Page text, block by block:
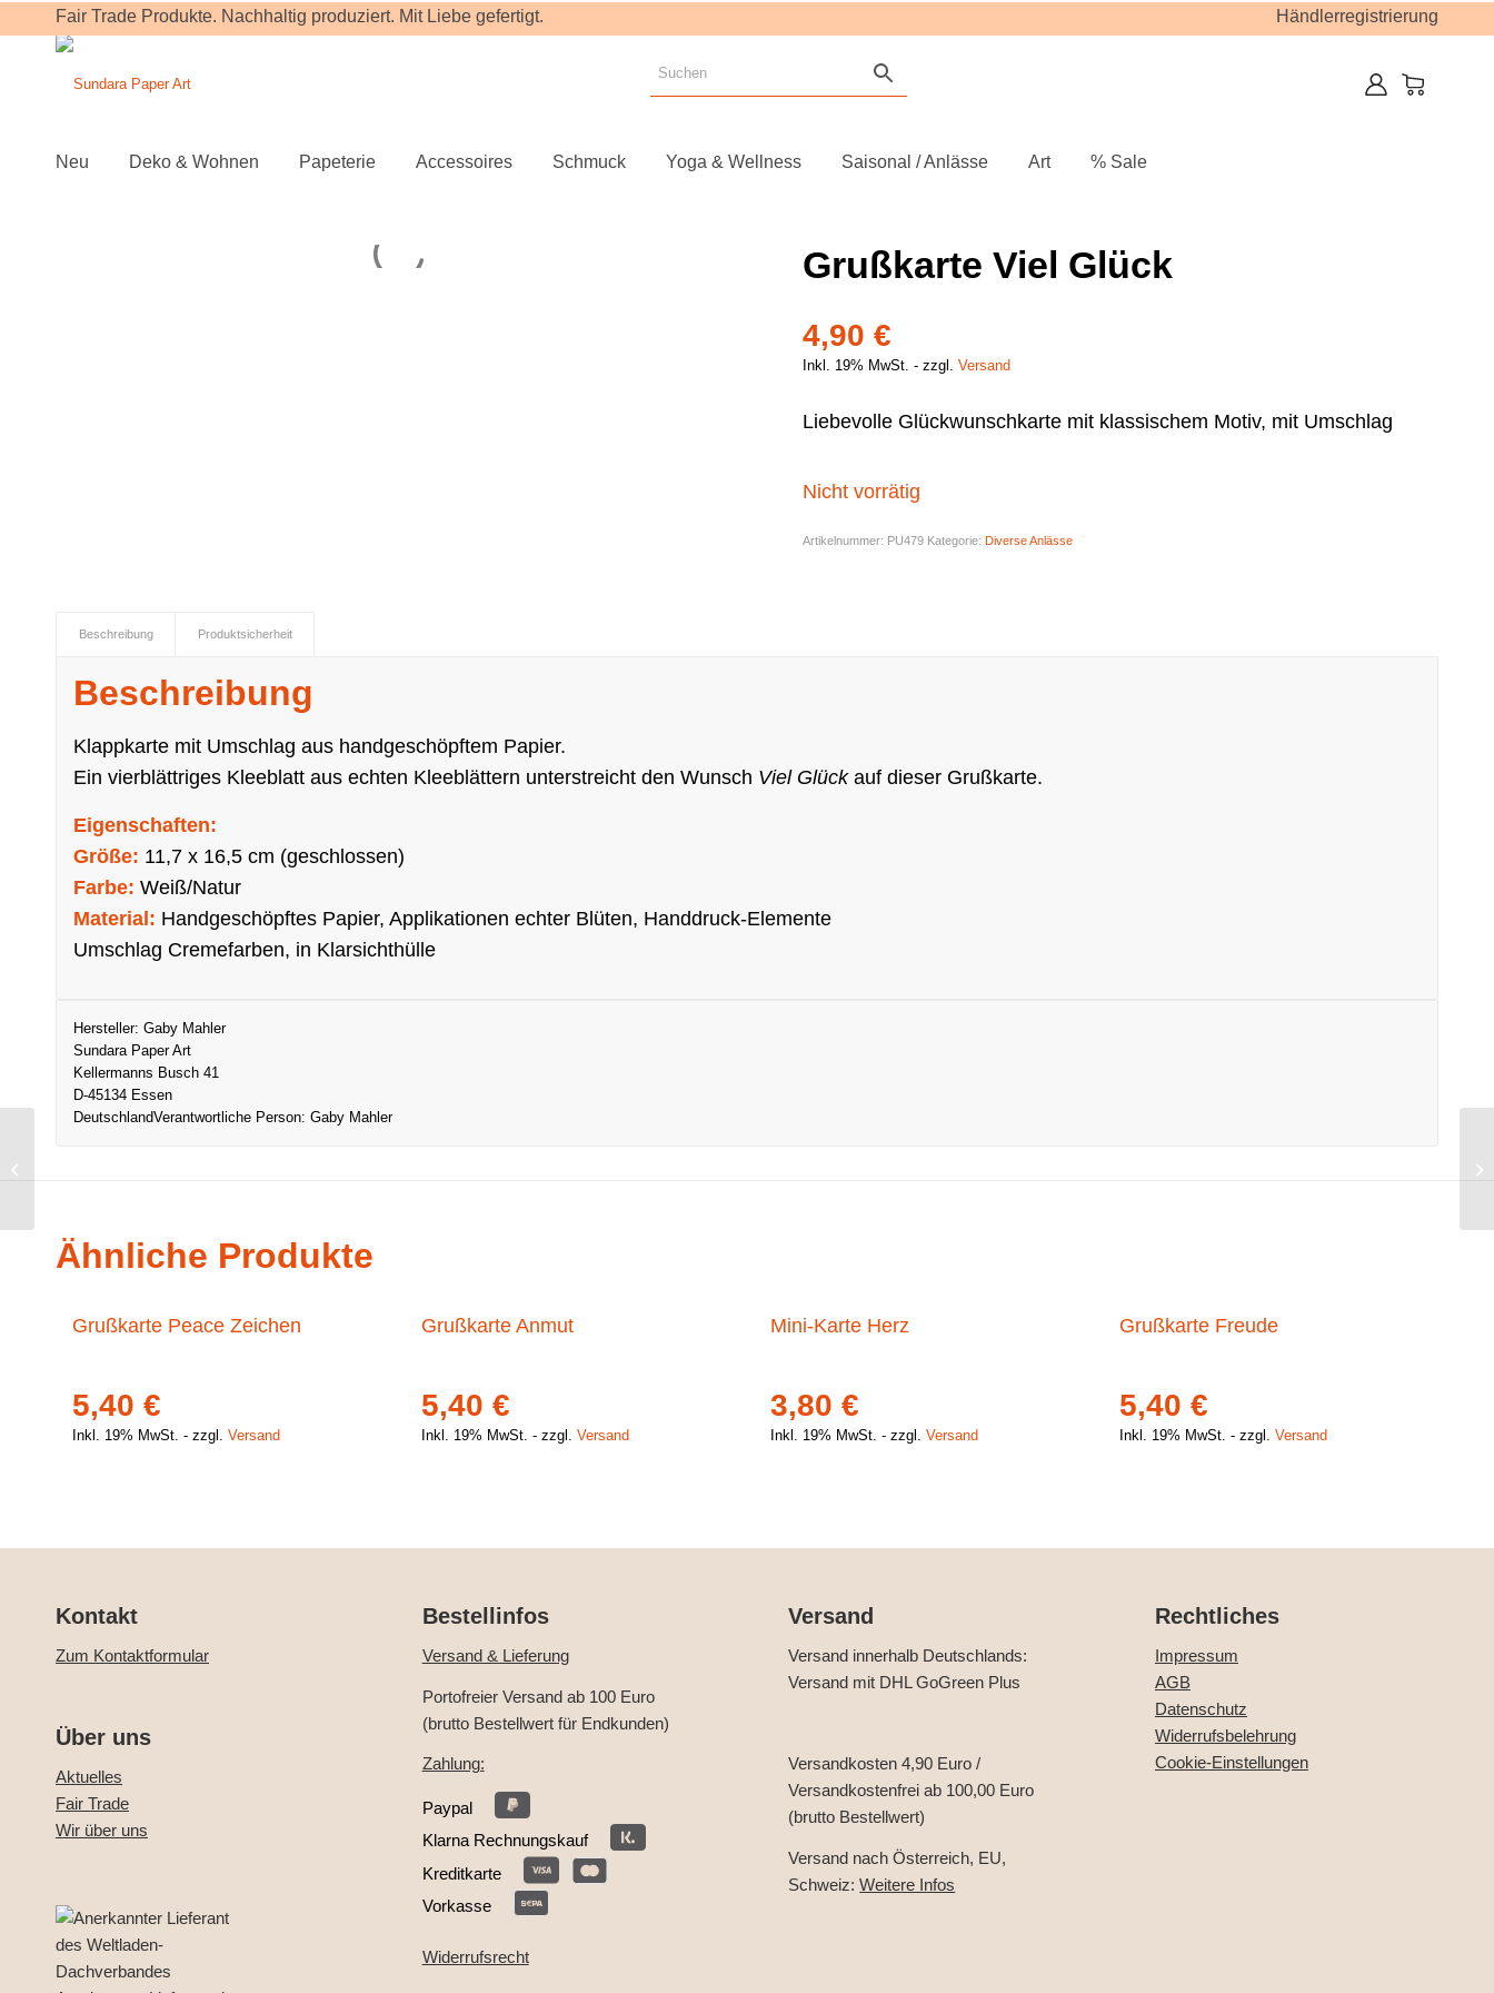
Fair Trade Produkte. Nachhaltig produziert. Mit Liebe gefertigt. Händlerregistrierung
Neu Deko & Wohnen Papeterie Accessoires Schmuck Yoga & Wellness Saisonal / Anlässe Art % Sale
Grußkarte Viel Glück
4,90 €
Inkl. 19% MwSt. zzgl. Versand
Liebevolle Glückwunschkarte mit klassischem Motiv, mit Umschlag
Nicht vorrätig
Artikelnummer: PU479 Kategorie: Diverse Anlässe
Beschreibung Produktsicherheit
Beschreibung
Klappkarte mit Umschlag aus handgeschöpftem Papier.
Ein vierblättriges Kleeblatt aus echten Kleeblättern unterstreicht den Wunsch Viel Glückauf dieser Grußkarte.
Eigenschaften:
Größe: 11,7 x 16,5 cm (geschlossen)
Farbe: Weiß/Natur
Material: Handgeschöpftes Papier, Applikationen echter Blüten, Handdruck-Elemente
Umschlag Cremefarben, in Klarsichthülle
Hersteller: Gaby Mahler
Sundara Paper Art
Kellermanns Busch 41
D-45134 Essen
DeutschlandVerantwortliche Person: Gaby Mahler
Ähnliche Produkte
Grußkarte Peace Zeichen
5,40 €
Inkl. 19% MwSt. zzgl. Versand
Grußkarte Anmut
5,40€
Inkl. 19% MwSt. zzgl.Versand
Mini-Karte Herz
3,80€
Inkl. 19% MwSt. zzgl.Versand
Grußkarte Freude
5,40€
Inkl. 19% MwSt. zzgl.Versand
Kontakt
Zum Kontaktformular
Über uns
Aktuelles
Fair Trade
Wir über uns
Bestellinfos
Versand & Lieferung
Portofreier Versand ab 100 Euro
(brutto Bestellwert für Endkunden)
Zahlung:
Paypal
Klarna Rechnungskauf
Kreditkarte
Vorkasse
Widerrufsrecht
Versand
Versand innerhalb Deutschlands:
Versand mit DHL GoGreen Plus
Versandkosten 4,90 Euro /
Versandkostenfrei ab 100,00 Euro
(brutto Bestellwert)
Versand nach Österreich, EU,
Schweiz:Weitere Infos
Rechtliches
Impressum
AGB
Datenschutz
Widerrufsbelehrung
Cookie-Einstellungen